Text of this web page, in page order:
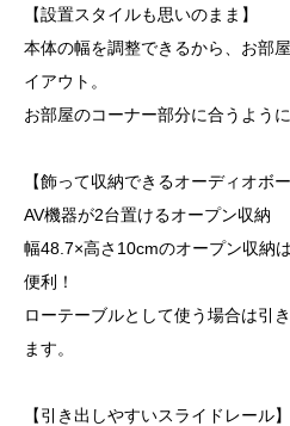
【設置スタイルも思いのまま】
本体の幅を調整できるから、お部
イアウト。
お部屋のコーナー部分に合うよう
【飾って収納できるオーディオボー
AV機器が2台置けるオープン収納
幅48.7×高さ10cmのオープン収納
便利！
ローテーブルとして使う場合は引
ます。
【引き出しやすいスライドレール】